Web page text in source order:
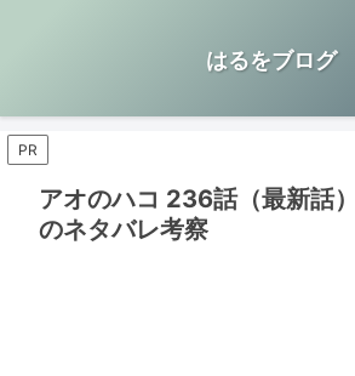
はるをブログ
PR
アオのハコ 236話（最新話
のネタバレ考察